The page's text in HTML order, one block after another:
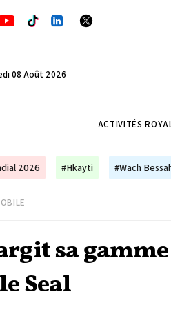
08 Août 2026
ACTIVITÉS
2026 #Hkayti #Wach
sa
Seal